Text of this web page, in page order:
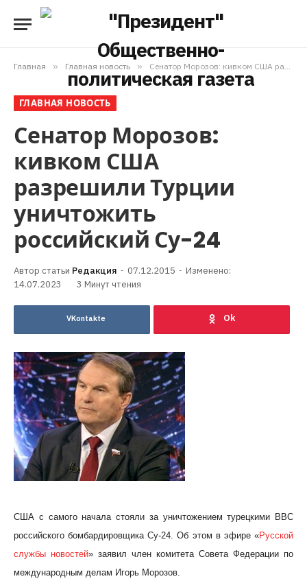
Главная » Главная новость » Сенатор Морозов: кивком США разрешили Турции уничтожить российский Су-24
ГЛАВНАЯ НОВОСТЬ
Сенатор Морозов:
кивком США
разрешили Турции
уничтожить
российский Су-24
Редакция 07.12.2015
Изменено:
14.07.2023
3 Минут чтения
VKontakte
США с самого начала стояли за уничтожением турецкими ВВС
российского бомбардировщика Су-24. Об этом в эфире «Русской
службы новостей» заявил член комитета Совета Федерации по
международным делам Игорь Морозов.